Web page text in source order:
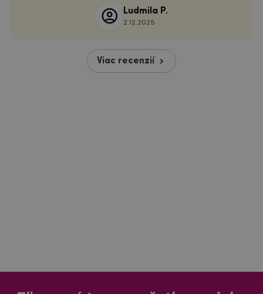
Ludmila P.
2.12.2025
Viac recenzií